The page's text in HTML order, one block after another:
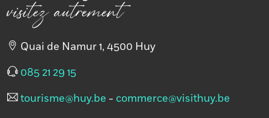
Quai de Namur 1, 4500 Huy
085 21 29 15
tourisme@huy.be